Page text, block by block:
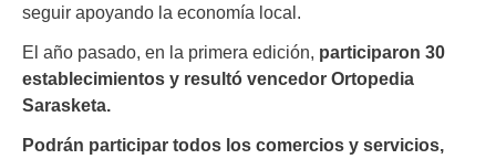
seguir apoyando la economía local.
El año pasado, en la primera edición, participaron 30
establecimientos y resultó vencedor Ortopedia
Sarasketa.
Podrán participar todos los comercios y servicios,